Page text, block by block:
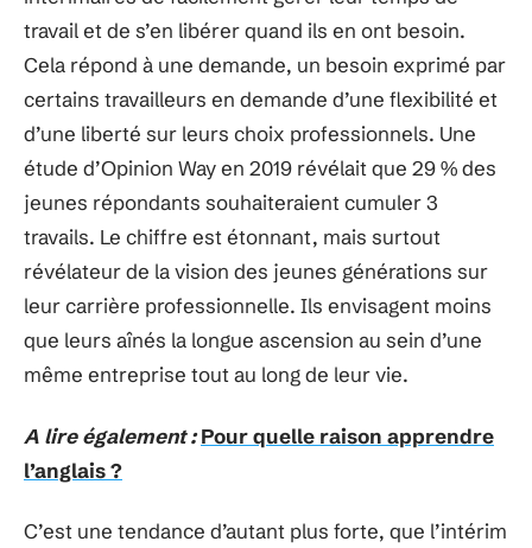
travail et de s’en libérer quand ils en ont besoin.
Cela répond à une demande, un besoin exprimé par
certains travailleurs en demande d’une flexibilité et
d’une liberté sur leurs choix professionnels. Une
étude d’Opinion Way en 2019 révélait que 29 % des
jeunes répondants souhaiteraient cumuler 3
travails. Le chiffre est étonnant, mais surtout
révélateur de la vision des jeunes générations sur
leur carrière professionnelle. Ils envisagent moins
que leurs aînés la longue ascension au sein d’une
même entreprise tout au long de leur vie.
A lire également : Pour quelle raison apprendre
l’anglais ?
C’est une tendance d’autant plus forte, que l’intérim